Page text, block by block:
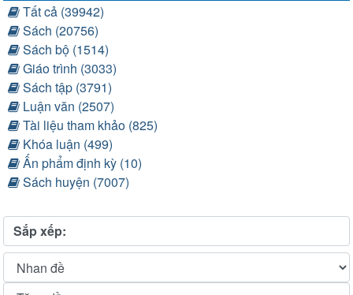
Tất cả (39942)
Sách (20756)
Sách bộ (1514)
Giáo trình (3033)
Sách tập (3791)
Luận văn (2507)
Tài liệu tham khảo (825)
Khóa luận (499)
Ấn phẩm định kỳ (10)
Sách huyện (7007)
Sắp xếp: